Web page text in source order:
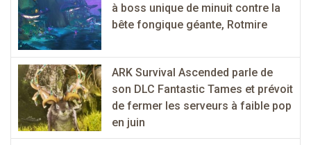
à boss unique de minuit contre la
bête fongique géante, Rotmire
ARK Survival Ascended parle de
son DLC Fantastic Tames et prévoit
de fermer les serveurs à faible pop
en juin